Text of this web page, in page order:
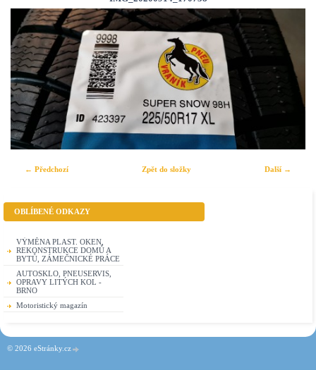
← Předchozí Další →
Zpět do složky
OBLÍBENÉ ODKAZY
VÝMĚNA PLAST. OKEN,
REKONSTRUKCE DOMŮ A
BYTŮ, ZÁMEČNICKÉ PRÁCE
AUTOSKLO, PNEUSERVIS,
OPRAVY LITÝCH KOL -
BRNO
Motoristický magazín
© 2026 eStránky.cz